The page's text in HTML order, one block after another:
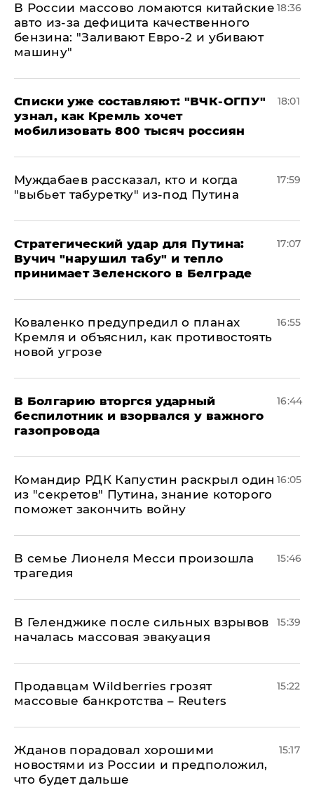
В России массово ломаются китайские
авто из-за дефицита качественного
бензина: "Заливают Евро-2 и убивают
машину"
18:36
Списки уже составляют: "ВЧК-ОГПУ"
узнал, как Кремль хочет
мобилизовать 800 тысяч россиян
18:01
Муждабаев рассказал, кто и когда
"выбьет табуретку" из-под Путина
17:59
Стратегический удар для Путина:
Вучич "нарушил табу" и тепло
принимает Зеленского в Белграде
17:07
Коваленко предупредил о планах
Кремля и объяснил, как противостоять
новой угрозе
16:55
В Болгарию вторгся ударный
беспилотник и взорвался у важного
газопровода
16:44
Командир РДК Капустин раскрыл один
из "секретов" Путина, знание которого
поможет закончить войну
16:05
В семье Лионеля Месси произошла
трагедия
15:46
В Геленджике после сильных взрывов
началась массовая эвакуация
15:39
Продавцам Wildberries грозят
массовые банкротства – Reuters
15:22
Жданов порадовал хорошими
новостями из России и предположил,
что будет дальше
15:17